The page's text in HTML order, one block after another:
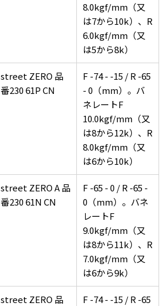
8.0kgf/mm（又
は7から10k）、R
6.0kgf/mm（又
は5から8k）
street ZERO 品
番230 61P CN
F -74 - -15 / R -65
- 0（mm）。バ
ネレートF
10.0kgf/mm（又
は8から12k）、R
8.0kgf/mm（又
は6から10k）
street ZERO A 品
番230 61N CN
F -65 - 0 / R -65 -
0（mm）。バネ
レートF
9.0kgf/mm（又
は8から11k）、R
7.0kgf/mm（又
は6から9k）
street ZERO 品
F -74 - -15 / R -65